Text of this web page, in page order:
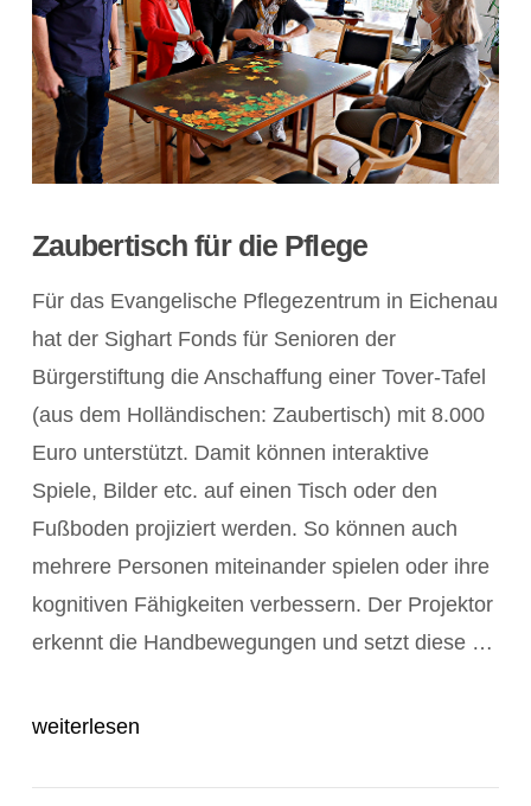
POST ANZEIGEN
Zaubertisch für die Pflege
Für das Evangelische Pflegezentrum in Eichenau
hat der Sighart Fonds für Senioren der
Bürgerstiftung die Anschaffung einer Tover-Tafel
(aus dem Holländischen: Zaubertisch) mit 8.000
Euro unterstützt. Damit können interaktive
Spiele, Bilder etc. auf einen Tisch oder den
Fußboden projiziert werden. So können auch
mehrere Personen miteinander spielen oder ihre
kognitiven Fähigkeiten verbessern. Der Projektor
erkennt die Handbewegungen und setzt diese …
weiterlesen